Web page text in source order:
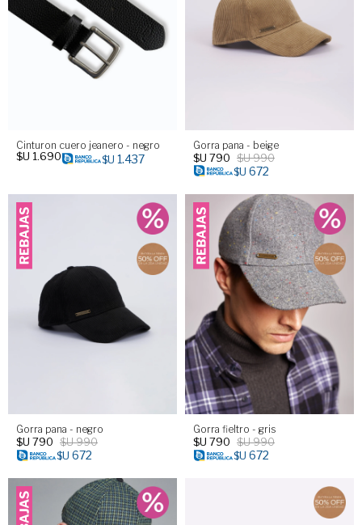
Cinturon cuero jeanero - negro
$U 1.690 $U 1.437
Gorra pana - beige
$U 790 $U990
$U 672
Gorra pana - negro
$U 790 $U990
$U 672
Gorra fieltro - gris
$U 790 $U990
$U 672